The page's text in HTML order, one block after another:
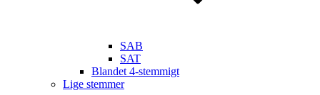
SAB
SAT
Blandet 4-stemmigt
Lige stemmer